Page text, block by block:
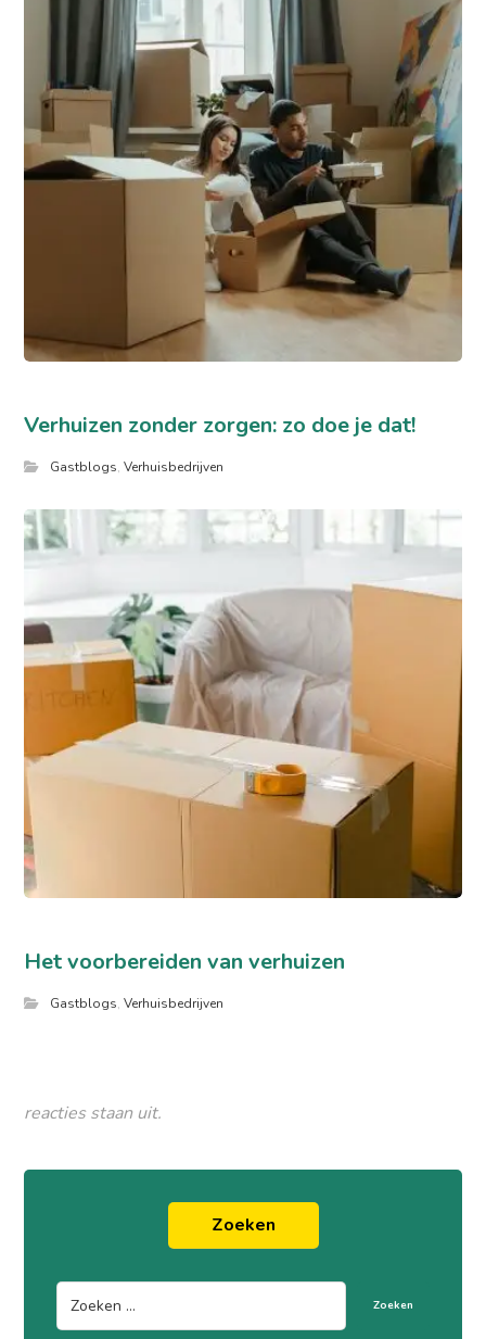
Verhuizen zonder zorgen: zo doe je dat!
Gastblogs,Verhuisbedrijven
Het voorbereiden van verhuizen
Gastblogs,Verhuisbedrijven
reacties staan uit.
Zoeken
Zoeken